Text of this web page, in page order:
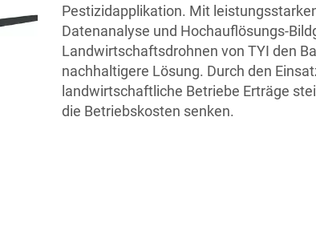
Pestizidapplikation. Mit
Datenanalyse und Hochauflösungs-
Landwirtschaftsdrohnen von TYI den
nachhaltigere Lösung. Durch den
landwirtschaftliche Betriebe Erträge
die Betriebskosten senken.